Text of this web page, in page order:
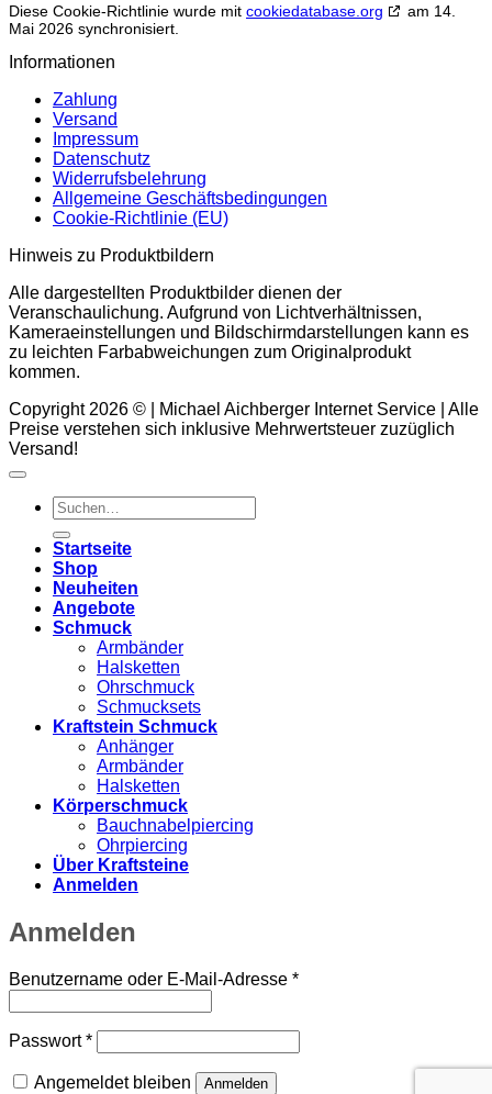
Diese Cookie-Richtlinie wurde mit cookiedatabase.org
am 14.
Mai 2026 synchronisiert.
Informationen
Zahlung
Versand
Impressum
Datenschutz
Widerrufsbelehrung
Allgemeine Geschäftsbedingungen
Cookie-Richtlinie (EU)
Hinweis zu Produktbildern
Alle dargestellten Produktbilder dienen der
Veranschaulichung. Aufgrund von Lichtverhältnissen,
Kameraeinstellungen und Bildschirmdarstellungen kann es
zu leichten Farbabweichungen zum Originalprodukt
kommen.
Copyright 2026 © | Michael Aichberger Internet Service | Alle
Preise verstehen sich inklusive Mehrwertsteuer zuzüglich
Versand!
Suchen
nach:
Startseite
Shop
Neuheiten
Angebote
Schmuck
Armbänder
Halsketten
Ohrschmuck
Schmucksets
Kraftstein Schmuck
Anhänger
Armbänder
Halsketten
Körperschmuck
Bauchnabelpiercing
Ohrpiercing
Über Kraftsteine
Anmelden
Anmelden
Benutzername oder E-Mail-Adresse *Erforderlich
Passwort*Erforderlich
Angemeldet bleiben Anmelden